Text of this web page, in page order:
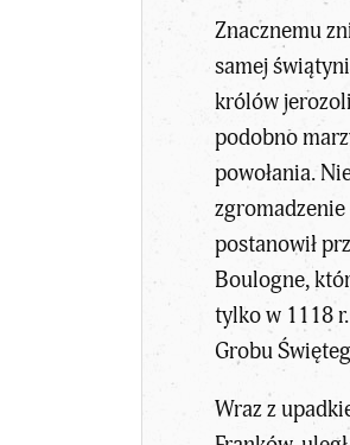
Znacznemu
samej
królów
podobno
powołania.
postanowił
Boulogne,
tylko w 1118
Grobu
Wraz z